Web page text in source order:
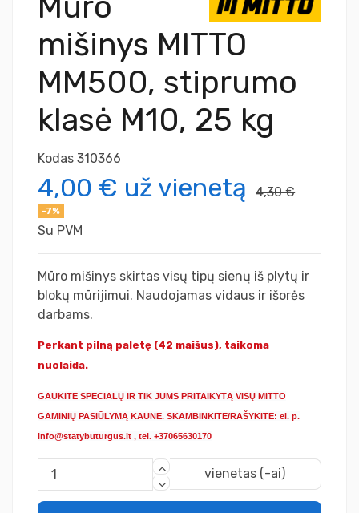
mišinys MITTO
MM500, stiprumo
klasė M10, 25 kg
Kodas 310366
4,00 € už vienetą 4,30 €
-7%
Su PVM
Mūro mišinys skirtas visų tipų sienų iš plytų ir
blokų mūrijimui. Naudojamas vidaus ir išorės
darbams.
Perkant pilną paletę (42 maišus), taikoma
nuolaida.
GAUKITE SPECIALŲ IR TIK JUMS PRITAIKYTĄ VISŲ MITTO
GAMINIŲ PASIŪLYMĄ KAUNE. SKAMBINKITE/RAŠYKITE: el. p.
info@statybuturgus.lt , tel. +37065630170
vienetas (-ai)